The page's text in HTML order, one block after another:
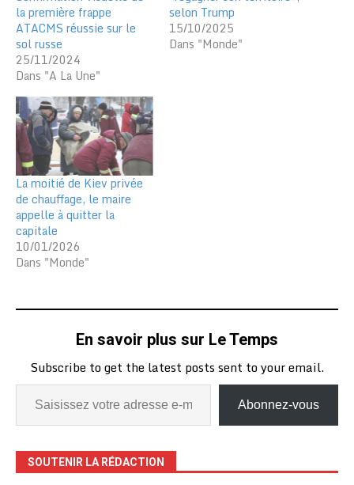
la première frappe
ATACMS réussie sur le
sol russe
25/11/2024
Dans "A La Une"
selon Trump
15/10/2025
Dans "Monde"
La moitié de Kiev privée
de chauffage, le maire
appelle à quitter la
capitale
10/01/2026
Dans "Monde"
En savoir plus sur Le Temps
Subscribe to get the latest posts sent to your email.
Abonnez-vous
SOUTENIR LA RÉDACTION